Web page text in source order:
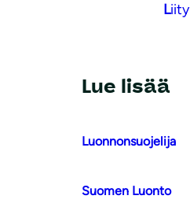
Liity
Lue lisää
Luonnonsuojelija
Suomen Luonto